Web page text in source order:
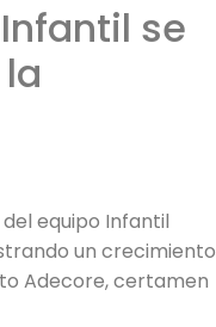
se
equipo Infantil
un crecimiento
Adecore, certamen